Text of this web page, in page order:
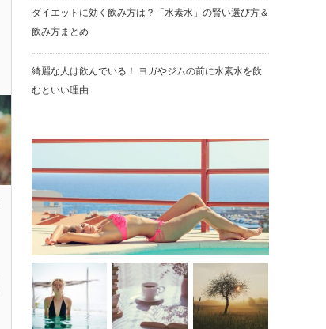
ダイエットに効く飲み方は？「水素水」の賢い選び方＆
飲み方まとめ
綺麗な人は飲んでいる！ ヨガやジムの前に水素水を飲
むといい理由